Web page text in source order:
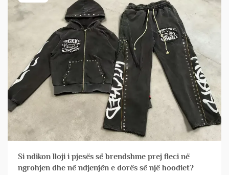
Si ndikon lloji i pjesës së brendshme prej fleci në
ngrohjen dhe në ndjenjën e dorës së një hoodiet?